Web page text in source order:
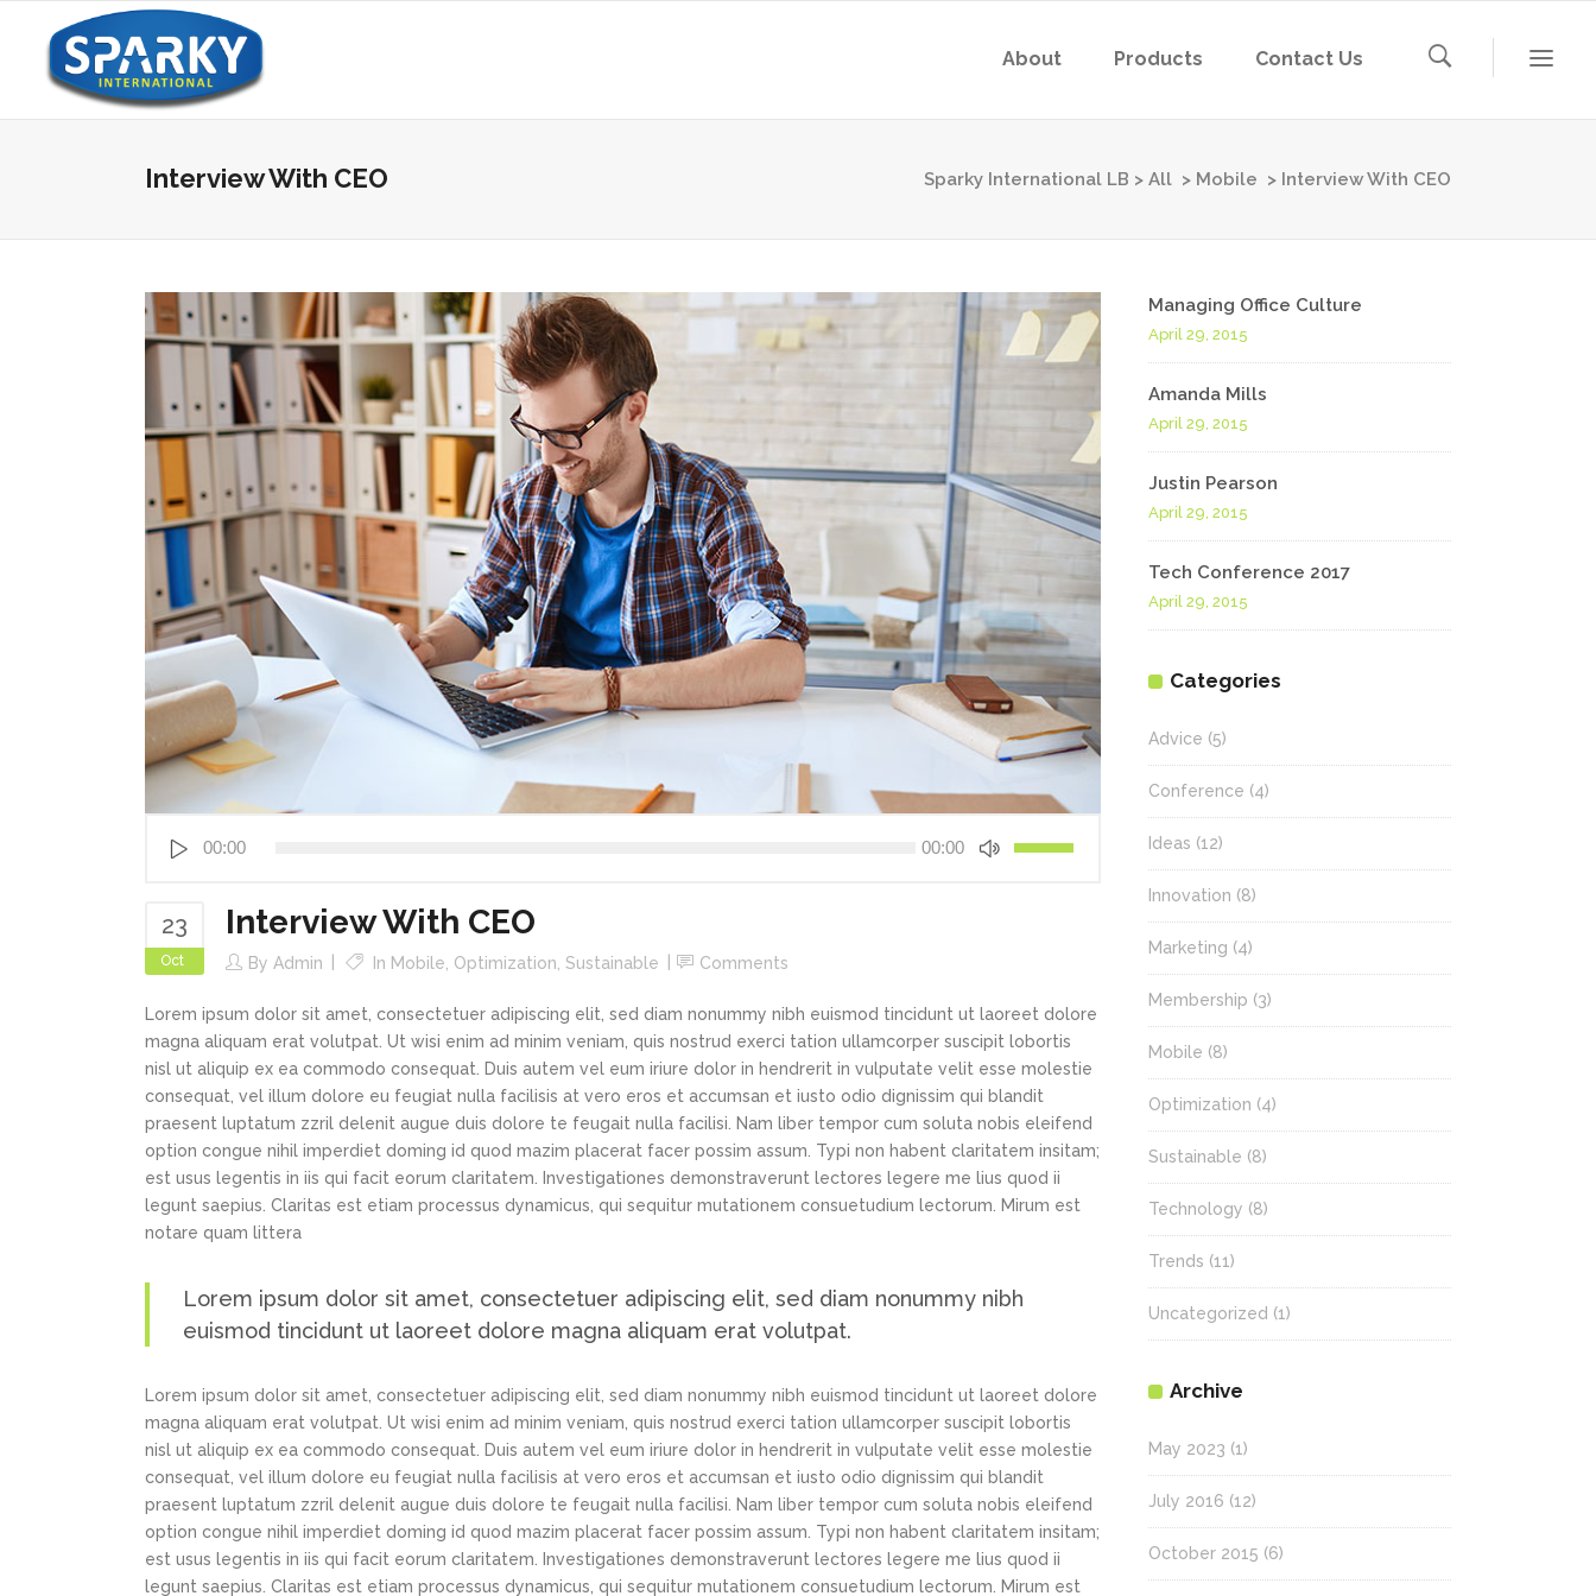
About Products Contact Us
Interview With CEO Sparky International LB > All > Mobile > Interview With CEO
Player
00:00 00:00
Up/Down
decrease
volume.
23
Oct
Interview With CEO
By Admin In Mobile Optimization Sustainable Comments
Lorem ipsum dolor sit amet, consectetuer adipiscing elit, sed diam nonummy nibh euismod tincidunt ut laoreet dolore
magna aliquam erat volutpat. Ut wisi enim ad minim veniam, quis nostrud exerci tation ullamcorper suscipit lobortis
nisl ut aliquip ex ea commodo consequat. Duis autem vel eum iriure dolor in hendrerit in vulputate velit esse molestie
consequat, vel illum dolore eu feugiat nulla facilisis at vero eros et accumsan et iusto odio dignissim qui blandit
praesent luptatum zzril delenit augue duis dolore te feugait nulla facilisi. Nam liber tempor cum soluta nobis eleifend
option congue nihil imperdiet doming id quod mazim placerat facer possim assum. Typi non habent claritatem insitam;
est usus legentis in iis qui facit eorum claritatem. Investigationes demonstraverunt lectores legere me lius quod ii
legunt saepius. Claritas est etiam processus dynamicus, qui sequitur mutationem consuetudium lectorum. Mirum est
notare quam littera
Lorem ipsum dolor sit amet, consectetuer adipiscing elit, sed diam nonummy nibh
euismod tincidunt ut laoreet dolore magna aliquam erat volutpat.
Lorem ipsum dolor sit amet, consectetuer adipiscing elit, sed diam nonummy nibh euismod tincidunt ut laoreet dolore
magna aliquam erat volutpat. Ut wisi enim ad minim veniam, quis nostrud exerci tation ullamcorper suscipit lobortis
nisl ut aliquip ex ea commodo consequat. Duis autem vel eum iriure dolor in hendrerit in vulputate velit esse molestie
consequat, vel illum dolore eu feugiat nulla facilisis at vero eros et accumsan et iusto odio dignissim qui blandit
praesent luptatum zzril delenit augue duis dolore te feugait nulla facilisi. Nam liber tempor cum soluta nobis eleifend
option congue nihil imperdiet doming id quod mazim placerat facer possim assum. Typi non habent claritatem insitam;
est usus legentis in iis qui facit eorum claritatem. Investigationes demonstraverunt lectores legere me lius quod ii
legunt saepius. Claritas est etiam processus dynamicus, qui sequitur mutationem consuetudium lectorum. Mirum est
Managing Office Culture
April 29, 2015
Amanda Mills
April 29, 2015
Justin Pearson
April 29, 2015
Tech Conference 2017
April 29, 2015
Categories
Advice (5)
Conference (4)
Ideas (12)
Innovation (8)
Marketing (4)
Membership (3)
Mobile (8)
Optimization (4)
Sustainable (8)
Technology (8)
Trends (11)
Uncategorized (1)
Archive
May 2023 (1)
July 2016 (12)
October 2015 (6)